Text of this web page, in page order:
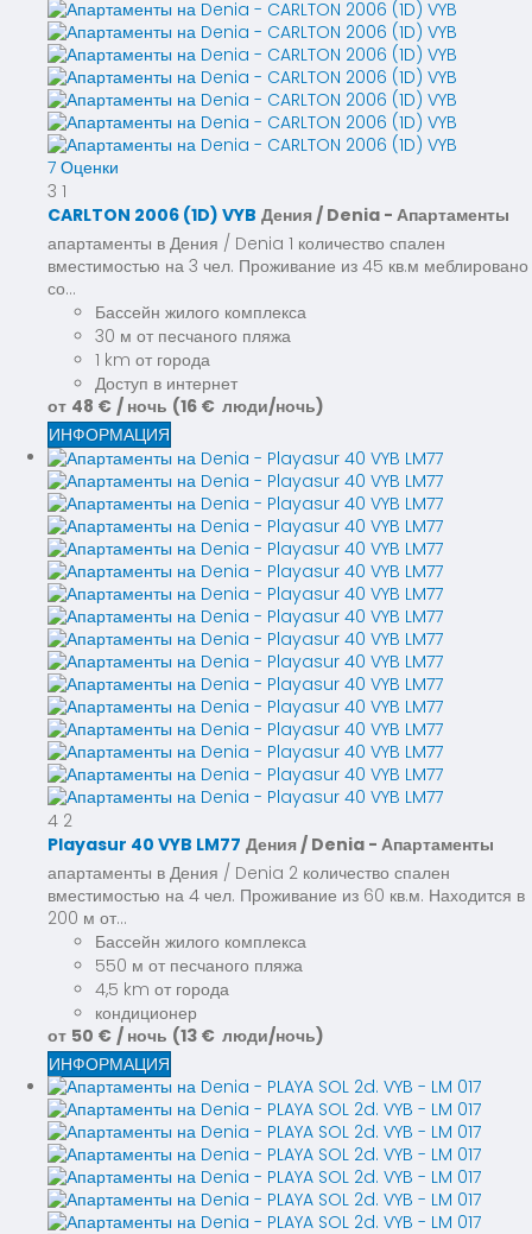
7 Оценки
3 1
CARLTON 2006 (1D) VYB Дения / Denia - Апартаменты
апартаменты в Дения / Denia 1 количество спален
вместимостью на 3 чел. Проживание из 45 кв.м меблировано
со...
Бассейн жилого комплекса
30 м от песчаного пляжа
1 km от города
Доступ в интернет
от 48 € / ночь (16 € люди/ночь)
ИНФОРМАЦИЯ
4 2
Playasur 40 VYB LM77 Дения / Denia - Апартаменты
апартаменты в Дения / Denia 2 количество спален
вместимостью на 4 чел. Проживание из 60 кв.м. Находится в
200 м от...
Бассейн жилого комплекса
550 м от песчаного пляжа
4,5 km от города
кондиционер
от 50 € / ночь (13 € люди/ночь)
ИНФОРМАЦИЯ